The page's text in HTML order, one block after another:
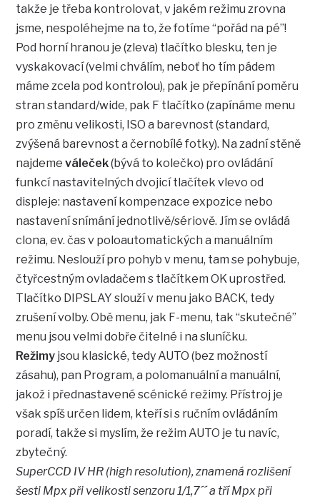
takže je třeba kontrolovat, v jakém režimu zrovna
jsme, nespoléhejme na to, že fotíme “pořád na pé”!
Pod horní hranou je (zleva) tlačítko blesku, ten je
vyskakovací (velmi chválím, neboť ho tím pádem
máme zcela pod kontrolou), pak je přepínání poměru
stran standard/wide, pak F tlačítko (zapínáme menu
pro změnu velikosti, ISO a barevnost (standard,
zvýšená barevnost a černobílé fotky). Na zadní stěně
najdemeváleček(bývá to kolečko) pro ovládání
funkcí nastavitelných dvojicí tlačítek vlevo od
displeje: nastavení kompenzace expozice nebo
nastavení snímání jednotlivě/sériově. Jím se ovládá
clona, ev. čas v poloautomatických a manuálním
režimu. Neslouží pro pohyb v menu, tam se pohybuje,
čtyřcestným ovladačem s tlačítkem OK uprostřed.
Tlačítko DIPSLAY slouží v menu jako BACK, tedy
zrušení volby. Obě menu, jak F-menu, tak “skutečné”
menu jsou velmi dobře čitelné i na sluníčku.
Režimy jsou klasické, tedy AUTO (bez možností
zásahu), pan Program, a polomanuální a manuální,
jakož i přednastavené scénické režimy. Přístroj je
však spíš určen lidem, kteří si s ručním ovládáním
poradí, takže si myslím, že režim AUTO je tu navíc,
zbytečný.
SuperCCD IV HR (high resolution), znamená rozlišení
šesti Mpx při velikosti senzoru 1/1,7´´ a tří Mpx při